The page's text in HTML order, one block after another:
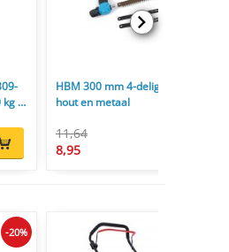
4
HBM 300 mm 4-delige
hout en metaal
11,64
8,95
-20%